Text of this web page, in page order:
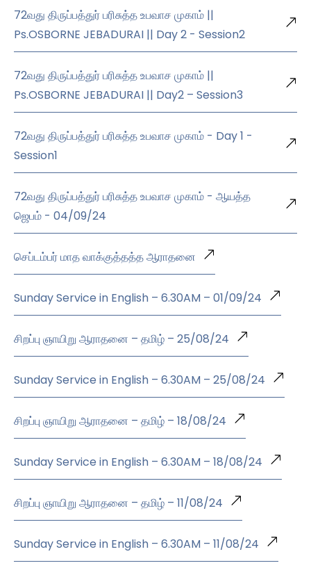
72வது திருப்பத்துர் பரிசுத்த உபவாச முகாம் ||
Ps.OSBORNE JEBADURAI || Day 2 - Session2
72வது திருப்பத்துர் பரிசுத்த உபவாச முகாம் ||
Ps.OSBORNE JEBADURAI || Day2 – Session3
72வது திருப்பத்துர் பரிசுத்த உபவாச முகாம் - Day 1 -
Session1
72வது திருப்பத்துர் பரிசுத்த உபவாச முகாம் - ஆயத்த
ஜெபம் - 04/09/24
செப்டம்பர் மாத வாக்குத்தத்த ஆராதனை
Sunday Service in English – 6.30AM – 01/09/24
சிறப்பு ஞாயிறு ஆராதனை – தமிழ் – 25/08/24
Sunday Service in English – 6.30AM – 25/08/24
சிறப்பு ஞாயிறு ஆராதனை – தமிழ் – 18/08/24
Sunday Service in English – 6.30AM – 18/08/24
சிறப்பு ஞாயிறு ஆராதனை – தமிழ் – 11/08/24
Sunday Service in English – 6.30AM – 11/08/24